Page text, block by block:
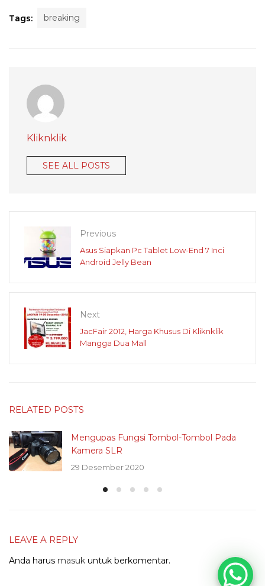
Tags: breaking
Kliknklik
SEE ALL POSTS
Previous
Asus Siapkan Pc Tablet Low-End 7 Inci
Android Jelly Bean
Next
JacFair 2012, Harga Khusus Di Kliknklik
Mangga Dua Mall
RELATED POSTS
Mengupas Fungsi Tombol-Tombol Pada
Kamera SLR
29 Desember 2020
LEAVE A REPLY
Anda harus masuk untuk berkomentar.